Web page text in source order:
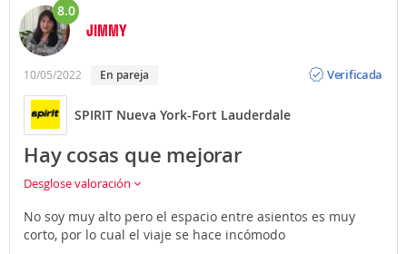
8.0
JIMMY
10/05/2022 En pareja
Verificada
SPIRIT Nueva York-Fort Lauderdale
Hay cosas que mejorar
Desglose valoración
No soy muy alto pero el espacio entre asientos es muy
corto, por lo cual el viaje se hace incómodo